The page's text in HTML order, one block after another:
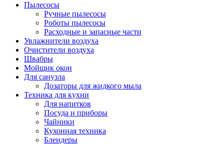
Пылесосы
Ручные пылесосы
Роботы пылесосы
Расходные и запасные части
Увлажнители воздуха
Очистители воздуха
Швабры
Мойщик окон
Для санузла
Дозаторы для жидкого мыла
Техника для кухни
Для напитков
Посуда и приборы
Чайники
Кухонная техника
Блендеры